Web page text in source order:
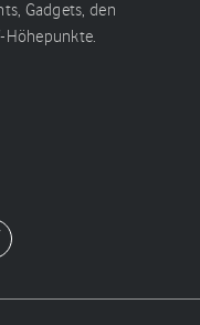
Gadgets, den
Höhepunkte.